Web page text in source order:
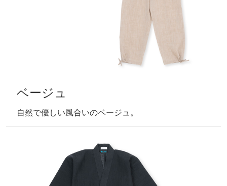
ベージュ
自然で優しい風合いのベージュ。